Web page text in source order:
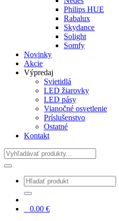
Philips HUE
Rabalux
Skydance
Solight
Somfy
Novinky
Akcie
Výpredaj
Svietidlá
LED žiarovky
LED pásy
Vianočné osvetlenie
Príslušenstvo
Ostatné
Kontakt
Hladať
0.00 €